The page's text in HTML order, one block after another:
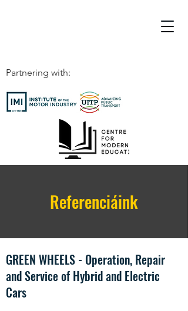
Partnering with:
Referenciáink
GREEN WHEELS - Operation, Repair
and Service of Hybrid and Electric
Cars